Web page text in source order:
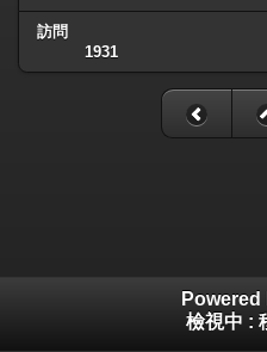
訪問
1931
Powered
檢視中 :